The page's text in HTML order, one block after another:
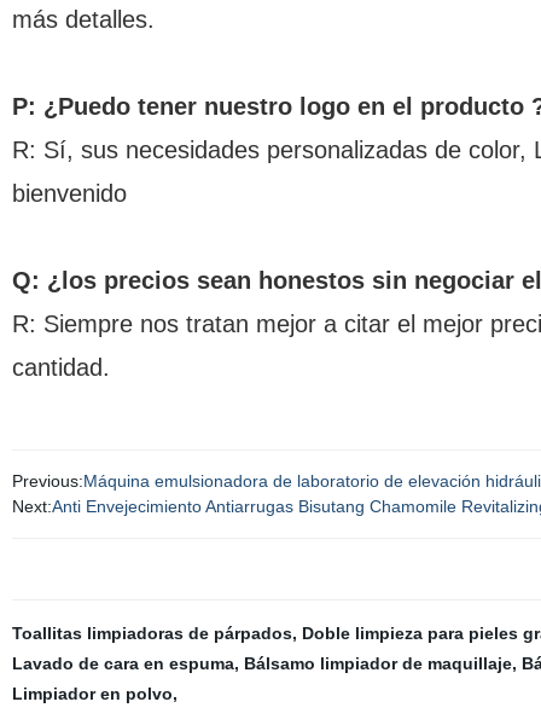
más detalles.
P: ¿Puedo tener nuestro logo en el producto
R: Sí, sus necesidades personalizadas de
bienvenido
Q: ¿los precios sean honestos sin negociar
R: Siempre nos tratan mejor a citar el mejor
cantidad.
Previous:Máquina emulsionadora de laboratorio de elevación
Next:Anti Envejecimiento Antiarrugas Bisutang Chamomile
Toallitas limpiadoras de párpados, Doble limpieza para pieles
Lavado de cara en espuma, Bálsamo limpiador de maquillaje,
Limpiador en polvo,